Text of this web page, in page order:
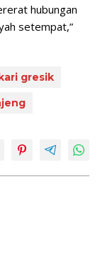
hubungan
setempat,”
gresik